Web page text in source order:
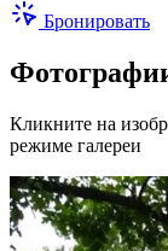
Бронировать
Кликните на
режиме галереи